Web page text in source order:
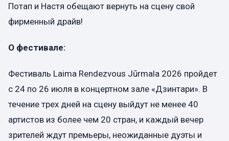
Потап и Настя обещают вернуть на сцену свой
фирменный драйв!
О фестивале:
Фестиваль Laima Rendezvous Jūrmala 2026 пройдет
с 24 по 26 июля в концертном зале «Дзинтари». В
течение трех дней на сцену выйдут не менее 40
артистов из более чем 20 стран, и каждый вечер
зрителей ждут премьеры, неожиданные дуэты и